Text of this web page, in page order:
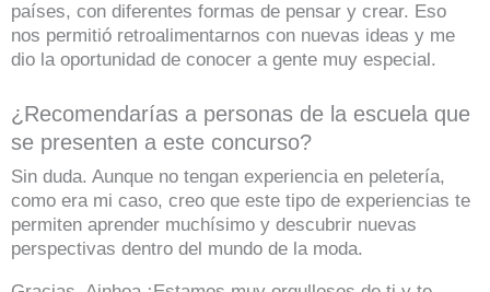
países, con diferentes formas de pensar y crear. Eso
nos permitió retroalimentarnos con nuevas ideas y me
dio la oportunidad de conocer a gente muy especial.
¿Recomendarías a personas de la escuela que
se presenten a este concurso?
Sin duda. Aunque no tengan experiencia en peletería,
como era mi caso, creo que este tipo de experiencias te
permiten aprender muchísimo y descubrir nuevas
perspectivas dentro del mundo de la moda.